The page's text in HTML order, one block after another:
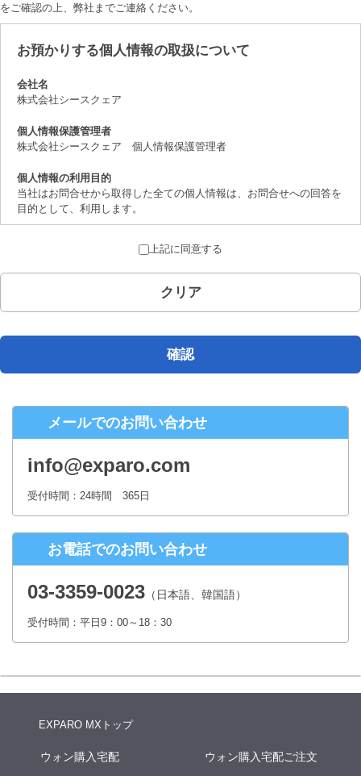
をご確認の上、弊社までご連絡ください。
お預かりする個人情報の取扱について
会社名
株式会社シースクェア
個人情報保護管理者
株式会社シースクェア 個人情報保護管理者
個人情報の利用目的
当社はお問合せから取得した全ての個人情報は、お問合せへの回答を
目的として、利用します。
取得した個人情報は、法律上許されている場合を除き、ご本人の了解
を得ることなく第三者に提供することはありません。
個人情報の取扱いの委託について
開示対象個人情報の開示等および問合せ窓口について
ご本人からの求めにより、当社が保有する開示対象個人情報の、利用
す。
株式会社シースクェア 個人情報お問合せ窓口
〒160-0023 東京都新宿区西新宿６丁目１２−１ パークウェストビ
ル１３階
Eメール：info@c-square.co.jp
（受付時間は、平日9時～17時30分 但し、年末年始、夏季休暇は除き
ます。）
個人情報を入力するにあたっての注意事項
回答ができない場合がございます。
本人が容易に認識できない方法による個人情報の取得
クッキーやWebビーコン等を用いるなどして、本人が容易に認識でき
上記に同意する
クリア
確認
メールでのお問い合わせ
info@exparo.com
受付時間：24時間 365日
お電話でのお問い合わせ
03-3359-0023 （日本語、韓国語）
受付時間：平日9：00～18：30
EXPARO MXトップ
ウォン購入宅配 ウォン購入宅配ご注文